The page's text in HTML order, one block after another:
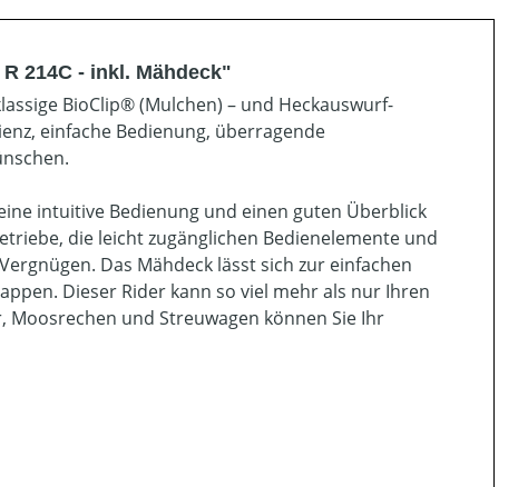
214C - inkl. Mähdeck"
BioClip® (Mulchen) – und Heckauswurf-
einfache Bedienung, überragende
intuitive Bedienung und einen guten Überblick
die leicht zugänglichen Bedienelemente und
Das Mähdeck lässt sich zur einfachen
Dieser Rider kann so viel mehr als nur Ihren
Moosrechen und Streuwagen können Sie Ihr